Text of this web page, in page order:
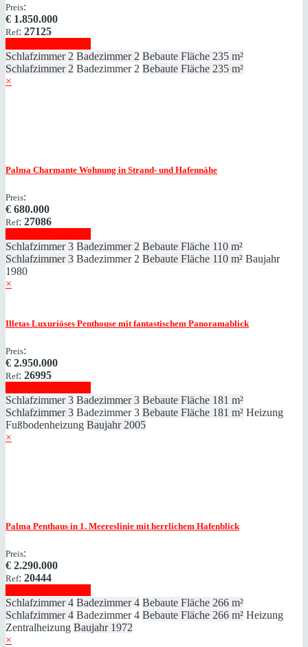
Preis:
€ 1.850.000
Ref: 27125
Schlafzimmer 2 Badezimmer 2 Bebaute Fläche 235 m²
Schlafzimmer 2 Badezimmer 2 Bebaute Fläche 235 m²
×
Palma Charmante Wohnung in Strand- und Hafennähe
Preis:
€ 680.000
Ref: 27086
Schlafzimmer 3 Badezimmer 2 Bebaute Fläche 110 m²
Schlafzimmer 3 Badezimmer 2 Bebaute Fläche 110 m² Baujahr
1980
×
Illetas Luxuriöses Penthouse mit fantastischem Panoramablick
Preis:
€ 2.950.000
Ref: 26995
Schlafzimmer 3 Badezimmer 3 Bebaute Fläche 181 m²
Schlafzimmer 3 Badezimmer 3 Bebaute Fläche 181 m² Heizung
Fußbodenheizung Baujahr 2005
×
Palma Penthaus in 1. Meereslinie mit herrlichem Hafenblick
Preis:
€ 2.290.000
Ref: 20444
Schlafzimmer 4 Badezimmer 4 Bebaute Fläche 266 m²
Schlafzimmer 4 Badezimmer 4 Bebaute Fläche 266 m² Heizung
Zentralheizung Baujahr 1972
×